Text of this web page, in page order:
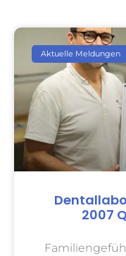
Aktuelle Meldungen
2007